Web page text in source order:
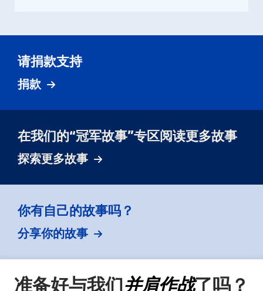
请捐款支持
捐款
在我们的“冠军故事”专区阅读更多故事
探索更多故事
你有自己的故事吗？
分享你的故事
准备好与我们并肩作战了吗？